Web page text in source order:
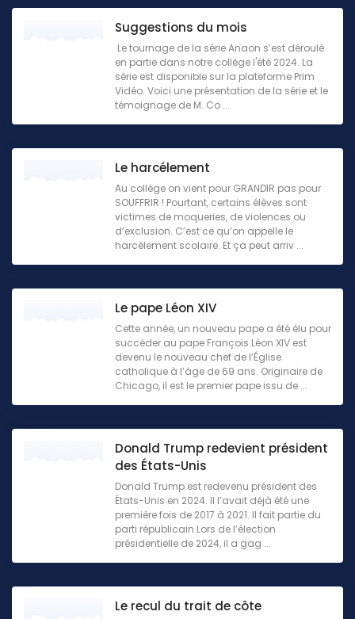
Suggestions du mois
Le tournage de la série Anaon s’est déroulé
en partie dans notre collège l'été 2024. La
série est disponible sur la plateforme Prim
Vidéo. Voici une présentation de la série et le
témoignage de M. Co ...
Le harcélement
Au collège on vient pour GRANDIR pas pour
SOUFFRIR ! Pourtant, certains élèves sont
victimes de moqueries, de violences ou
d’exclusion. C’est ce qu’on appelle le
harcèlement scolaire. Et ça peut arriv ...
Le pape Léon XIV
Cette année, un nouveau pape a été élu pour
succéder au pape François.Léon XIV est
devenu le nouveau chef de l’Église
catholique à l’âge de 69 ans. Originaire de
Chicago, il est le premier pape issu de ...
Donald Trump redevient président
des États-Unis
Donald Trump est redevenu président des
États-Unis en 2024. Il l’avait déjà été une
première fois de 2017 à 2021. Il fait partie du
parti républicain.Lors de l’élection
présidentielle de 2024, il a gag ...
Le recul du trait de côte